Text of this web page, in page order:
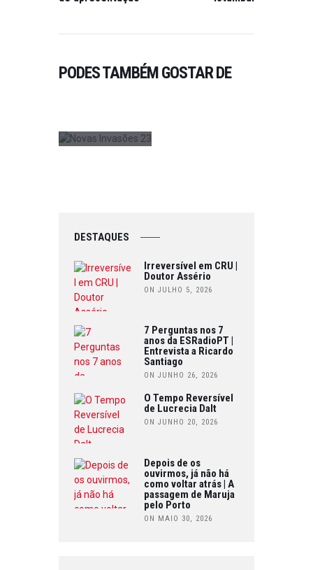
PODES TAMBÉM GOSTAR DE
RECEBE
INVASÕES
DESTAQUES
Irreversível em CRU |
Doutor Assério
ON JULHO 5, 2026
7 Perguntas nos 7
anos da ESRadioPT |
Entrevista a Ricardo
Santiago
ON JUNHO 26, 2026
O Tempo Reversível
de Lucrecia Dalt
ON JUNHO 20, 2026
Depois de os
ouvirmos, já não há
como voltar atrás | A
passagem de Maruja
pelo Porto
ON MAIO 30, 2026